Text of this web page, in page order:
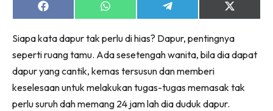
Ruang Makan
Menarik Lagi
Casa Impiana
Impiana Makeover
Makeover Ruang Selebriti
Share
on
Share
on
Share
on
Share
on
(Twitter)
Siapa kata dapur tak perlu di hias? Dapur, pentingnya
seperti ruang tamu. Ada sesetengah wanita, bila dia dapat
dapur yang cantik, kemas tersusun dan memberi
keselesaan untuk melakukan tugas-tugas memasak tak
perlu suruh dah memang 24 jam lah dia duduk dapur.